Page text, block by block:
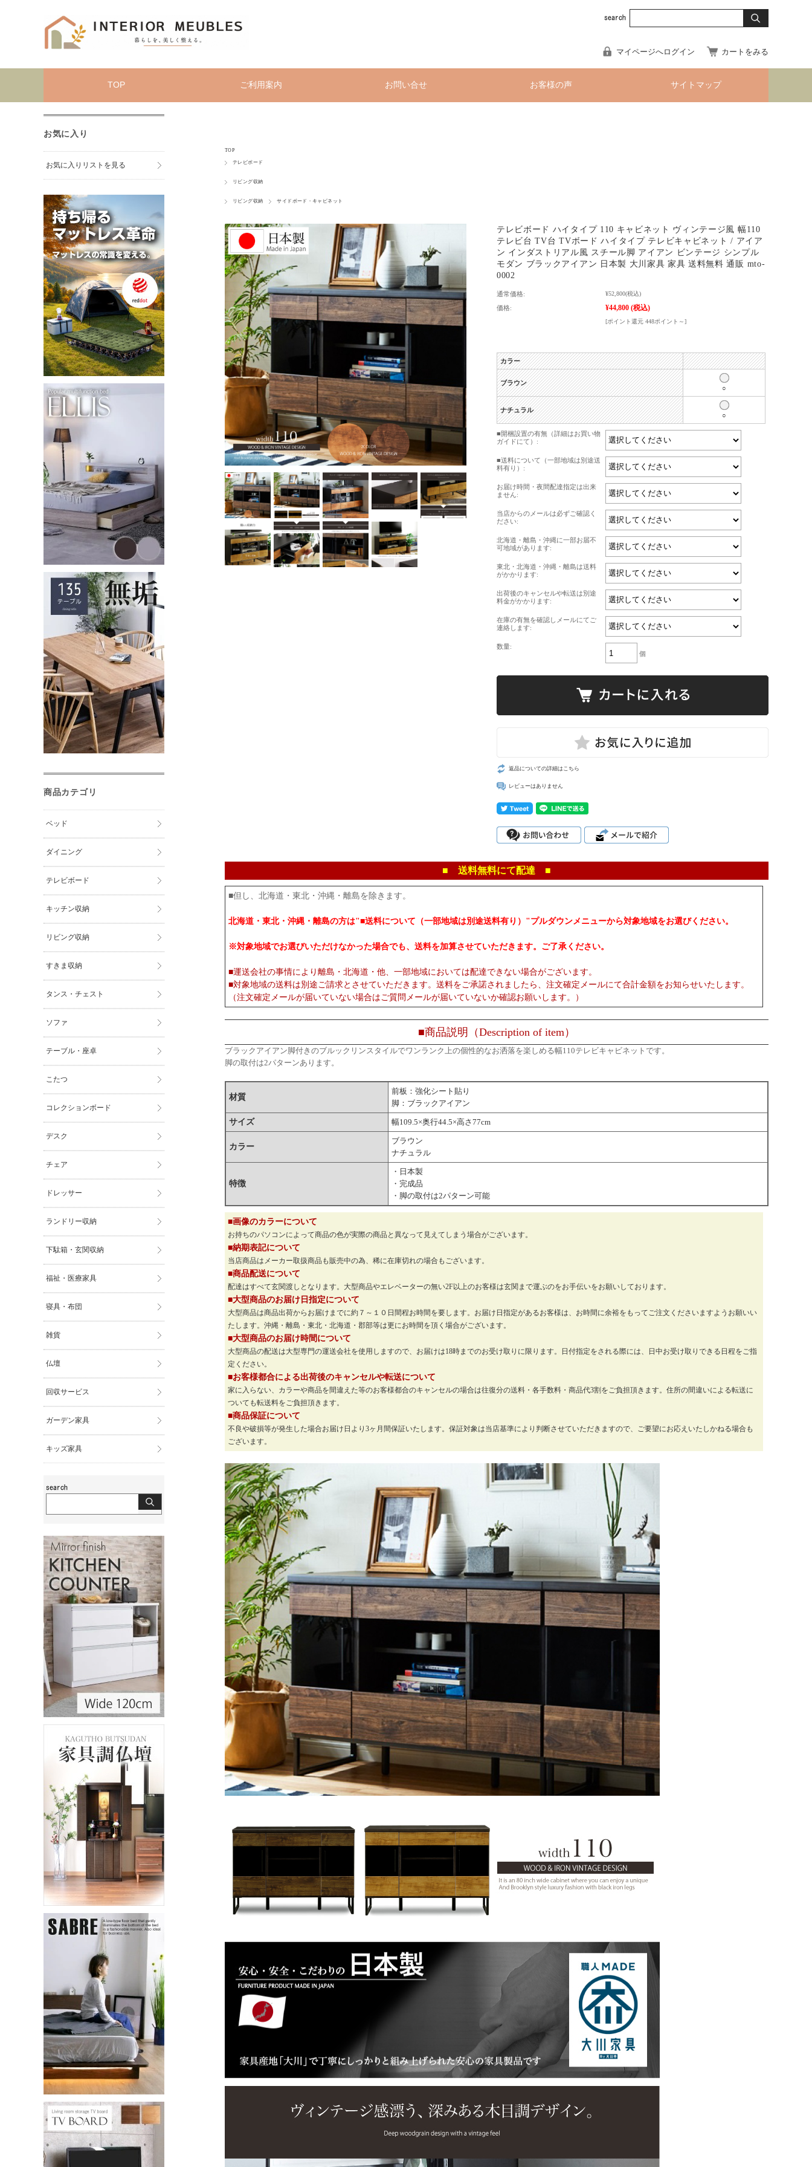
マイページへログイン カートをみる
TOP ご利用案内 お問い合せ お客様の声 サイトマップ
TOP
テレビボード
リビング収納
リビング収納 サイドボード・キャビネット
テレビボード ハイタイプ 110 キャビネット ヴィンテージ風 幅110
テレビ台 TV台 TVボード ハイタイプ テレビキャビネット / アイア
ン インダストリアル風 スチール脚 アイアン ビンテージ シンプル
モダン ブラックアイアン 日本製 大川家具 家具 送料無料 通販 mto-
0002
通常価格: ¥52,800(税込)
価格: ¥44,800 (税込)
[ポイント還元 448ポイント～]
カラー
ブラウン
○
ナチュラル
○
■開梱設置の有無（詳細はお買い物
ガイドにて）:
■送料について（一部地域は別途送
料有り）:
お届け時間・夜間配達指定は出来
ません:
当店からのメールは必ずご確認く
ださい:
北海道・離島・沖縄に一部お届不
可地域があります:
東北・北海道・沖縄・離島は送料
がかかります:
出荷後のキャンセルや転送は別途
料金がかかります:
在庫の有無を確認しメールにてご
連絡します:
数量:
個
返品についての詳細はこちら
レビューはありません
■ 送料無料にて配達 ■
■但し、北海道・東北・沖縄・離島を除きます。
北海道・東北・沖縄・離島の方は"■送料について（一部地域は別途送料有り）"プルダウンメニューから対象地域をお選びください。
※対象地域でお選びいただけなかった場合でも、送料を加算させていただきます。ご了承ください。
■運送会社の事情により離島・北海道・他、一部地域においては配達できない場合がございます。
■対象地域の送料は別途ご請求とさせていただきます。送料をご承諾されましたら、注文確定メールにて合計金額をお知らせいたします。
（注文確定メールが届いていない場合はご質問メールが届いていないか確認お願いします。）
■商品説明（Description of item）
ブラックアイアン脚付きのブルックリンスタイルでワンランク上の個性的なお洒落を楽しめる幅110テレビキャビネットです。
脚の取付は2パターンあります。
材質
前板：強化シート貼り
脚：ブラックアイアン
サイズ 幅109.5×奥行44.5×高さ77cm
カラー
ブラウン
ナチュラル
特徴
・日本製
・完成品
・脚の取付は2パターン可能
■画像のカラーについて
お持ちのパソコンによって商品の色が実際の商品と異なって見えてしまう場合がございます。
■納期表記について
当店商品はメーカー取扱商品も販売中の為、稀に在庫切れの場合もございます。
■商品配送について
配達はすべて玄関渡しとなります。大型商品やエレベーターの無い2F以上のお客様は玄関まで運ぶのをお手伝いをお願いしております。
■大型商品のお届け日指定について
大型商品は商品出荷からお届けまでに約７～１０日間程お時間を要します。お届け日指定があるお客様は、お時間に余裕をもってご注文くださいますようお願いい
たします。沖縄・離島・東北・北海道・郡部等は更にお時間を頂く場合がございます。
■大型商品のお届け時間について
大型商品の配送は大型専門の運送会社を使用しますので、お届けは18時までのお受け取りに限ります。日付指定をされる際には、日中お受け取りできる日程をご指
定ください。
■お客様都合による出荷後のキャンセルや転送について
家に入らない、カラーや商品を間違えた等のお客様都合のキャンセルの場合は往復分の送料・各手数料・商品代3割をご負担頂きます。住所の間違いによる転送に
ついても転送料をご負担頂きます。
■商品保証について
不良や破損等が発生した場合お届け日より3ヶ月間保証いたします。保証対象は当店基準により判断させていただきますので、ご要望にお応えいたしかねる場合も
ございます。
お気に入り
お気に入りリストを見る
商品カテゴリ
ベッド
ダイニング
テレビボード
キッチン収納
リビング収納
すきま収納
タンス・チェスト
ソファ
テーブル・座卓
こたつ
コレクションボード
デスク
チェア
ドレッサー
ランドリー収納
下駄箱・玄関収納
福祉・医療家具
寝具・布団
雑貨
仏壇
回収サービス
ガーデン家具
キッズ家具